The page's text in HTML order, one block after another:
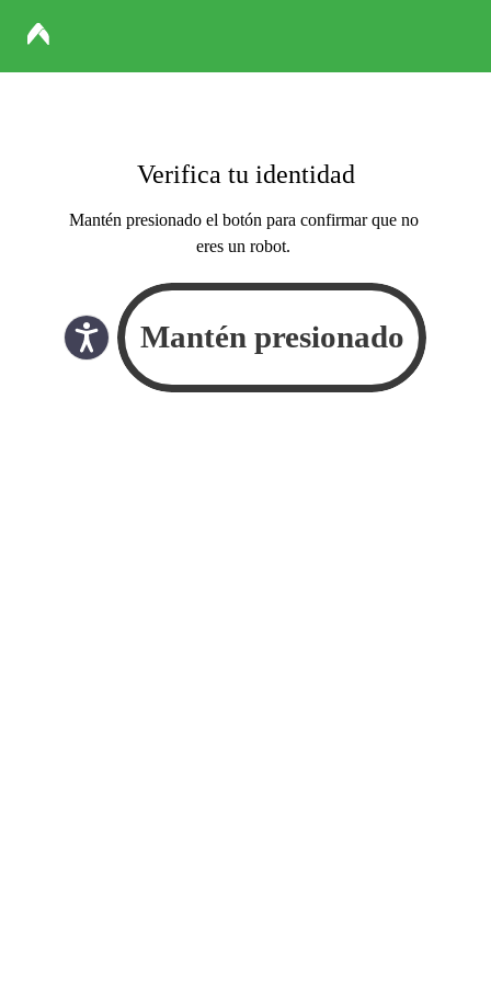
Verifica tu identidad
Mantén presionado el botón para confirmar que no
eres un robot.